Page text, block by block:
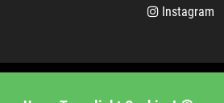
Instagram